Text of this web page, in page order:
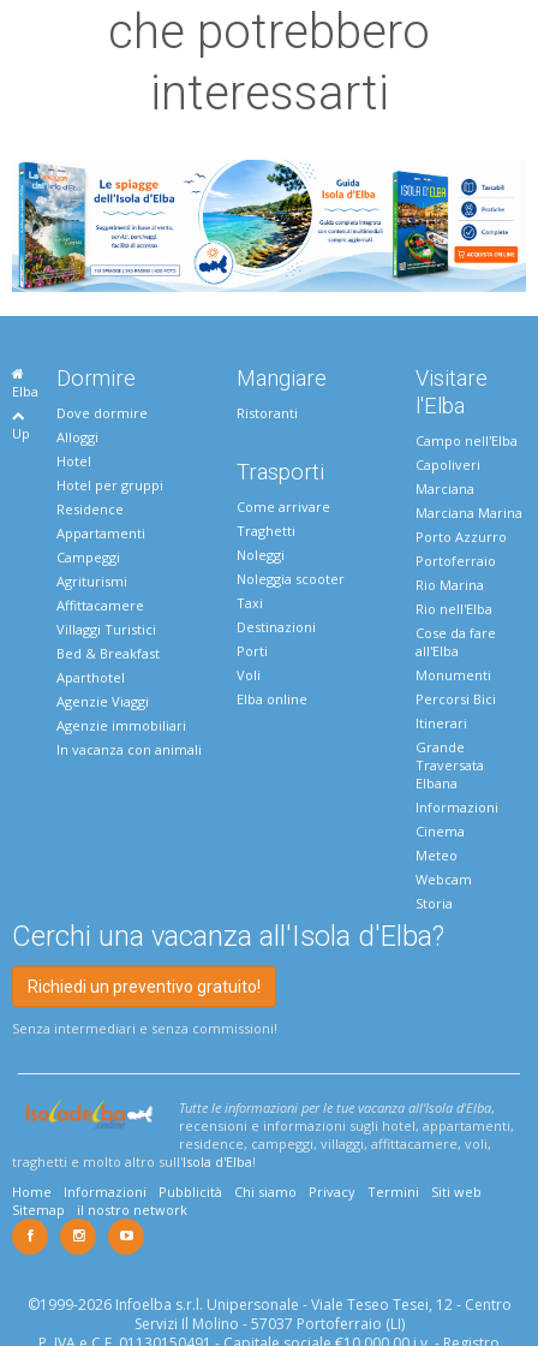
che potrebbero
interessarti
Elba
Up
Dormire
Dove dormire
Alloggi
Hotel
Hotel per gruppi
Residence
Appartamenti
Campeggi
Agriturismi
Affittacamere
Villaggi Turistici
Bed & Breakfast
Aparthotel
Agenzie Viaggi
Agenzie immobiliari
In vacanza con animali
Mangiare
Ristoranti
Trasporti
Come arrivare
Traghetti
Noleggi
Noleggia scooter
Taxi
Destinazioni
Porti
Voli
Elba online
Visitare
l'Elba
Campo nell'Elba
Capoliveri
Marciana
Marciana Marina
Porto Azzurro
Portoferraio
Rio Marina
Rio nell'Elba
Cose da fare
all'Elba
Monumenti
Percorsi Bici
Itinerari
Grande
Traversata
Elbana
Informazioni
Cinema
Meteo
Webcam
Storia
Cerchi una vacanza all'Isola d'Elba?
Richiedi un preventivo gratuito!
Senza intermediari e senza commissioni!
Tutte le informazioni per le tue vacanza all'Isola d'Elba,
recensioni e informazioni sugli hotel, appartamenti,
residence, campeggi, villaggi, affittacamere, voli,
traghetti e molto altro sull'Isola d'Elba!
Home
Informazioni Pubblicità Chi siamo Privacy Termini
Siti web
Sitemap
il nostro network
©1999-2026 Infoelba s.r.l. Unipersonale - Viale Teseo Tesei, 12 - Centro
Servizi Il Molino - 57037 Portoferraio (LI)